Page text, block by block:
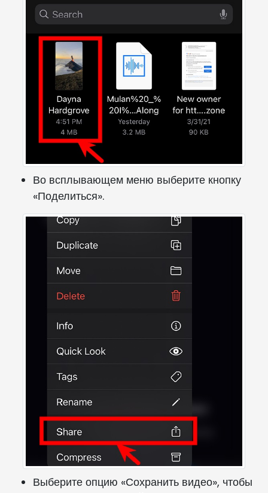
Во всплывающем меню выберите кнопку
«Поделиться».
Выберите опцию «Сохранить видео», чтобы